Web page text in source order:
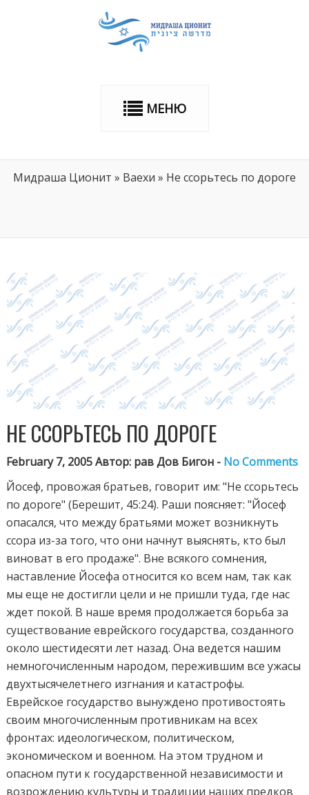
МЕНЮ
Мидраша Ционит » Ваехи » Не ссорьтесь по дороге
НЕ ССОРЬТЕСЬ ПО ДОРОГЕ
February 7, 2005 Автор: рав Дов Бигон - No Comments
Йосеф, провожая братьев, говорит им: "Не ссорьтесь
по дороге" (Берешит, 45:24). Раши поясняет: "Йосеф
опасался, что между братьями может возникнуть
ссора из-за того, что они начнут выяснять, кто был
виноват в его продаже". Вне всякого сомнения,
наставление Йосефа относится ко всем нам, так как
мы еще не достигли цели и не пришли туда, где нас
ждет покой. В наше время продолжается борьба за
существование еврейского государства, созданного
около шестидесяти лет назад. Она ведется нашим
немногочисленным народом, пережившим все ужасы
двухтысячелетнего изгнания и катастрофы.
Еврейское государство вынуждено противостоять
своим многочисленным противникам на всех
фронтах: идеологическом, политическом,
экономическом и военном. На этом трудном и
опасном пути к государственной независимости и
возрождению культуры и традиции наших предков